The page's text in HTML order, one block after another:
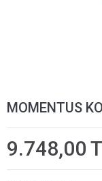
MOMENTUS
9.748,00